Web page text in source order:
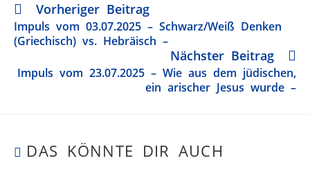
Vorheriger Beitrag
Impuls vom 03.07.2025 – Schwarz/Weiß Denken
(Griechisch) vs. Hebräisch –
Nächster Beitrag
Impuls vom 23.07.2025 – Wie aus dem jüdischen,
ein arischer Jesus wurde –
DAS KÖNNTE DIR AUCH